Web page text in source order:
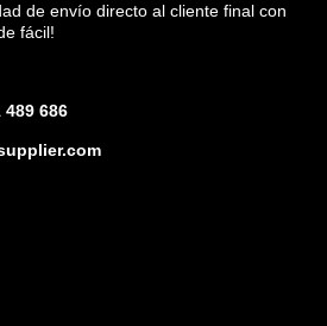
de envío directo al cliente final con
fácil!
489 686